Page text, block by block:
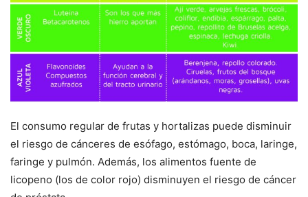
El consumo regular de frutas y hortalizas puede disminuir
el riesgo de cánceres de esófago, estómago, boca, laringe,
faringe y pulmón. Además, los alimentos fuente de
licopeno (los de color rojo) disminuyen el riesgo de cáncer